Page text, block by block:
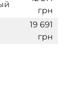
грн
19 691
грн